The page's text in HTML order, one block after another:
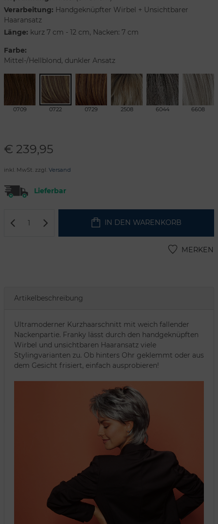
Verarbeitung: Handgeknüpfter Wirbel + Unsichtbarer
Haaransatz
Länge: kurz 7 cm - 12 cm, Nacken: 7 cm
Farbe:
Mittel-/Hellblond, dunkler Ansatz
0709 0722 0729 2508 6044 6608
€ 239,95
inkl. MwSt. zzgl. Versand
Lieferbar
IN DEN WARENKORB
MERKEN
Artikelbeschreibung
Ultramoderner Kurzhaarschnitt mit weich fallender
Nackenpartie. Franky lässt durch den handgeknüpften
Wirbel und unsichtbaren Haaransatz viele
Stylingvarianten zu. Ob hinters Ohr geklemmt oder aus
dem Gesicht frisiert, einfach ausprobieren!